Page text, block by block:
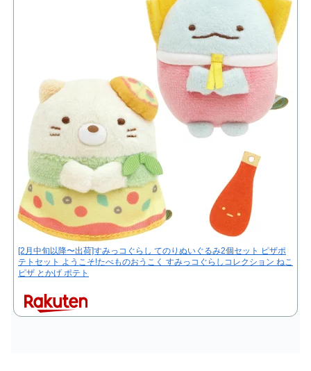
[2月中旬以降〜出荷]すみっコぐらし てのりぬいぐるみ2個セット ピザポ
テトセット ようこそ!たべものおうこく すみっコぐらしコレクション ねこ
ピザ とかげ ポテト